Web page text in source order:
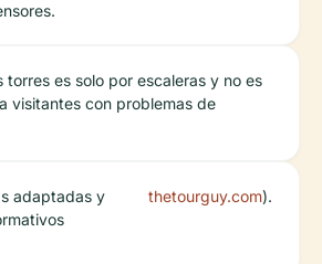
torres es solo por escaleras y no es
visitantes con problemas de
adaptadas y
thetourguy.com).